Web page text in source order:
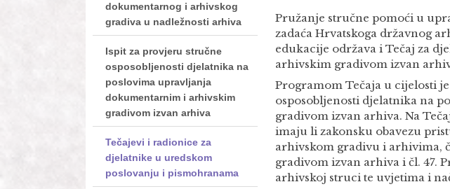
dokumentarnog i arhivskog
gradiva u nadležnosti arhiva
Ispit za provjeru stručne
osposobljenosti djelatnika na
poslovima upravljanja
dokumentarnim i arhivskim
gradivom izvan arhiva
Tečajevi i radionice za
djelatnike u uredskom
poslovanju i pismohranama
Pružanje stručne pomoći u
zadaća Hrvatskoga državnog
edukacije održava i Tečaj za
arhivskim gradivom izvan
Programom Tečaja u cijelosti
osposobljenosti djelatnika na
gradivom izvan arhiva. Na
imaju li zakonsku obavezu
arhivskom gradivu i arhivima,
gradivom izvan arhiva i čl. 47.
arhivskoj struci te uvjetima i